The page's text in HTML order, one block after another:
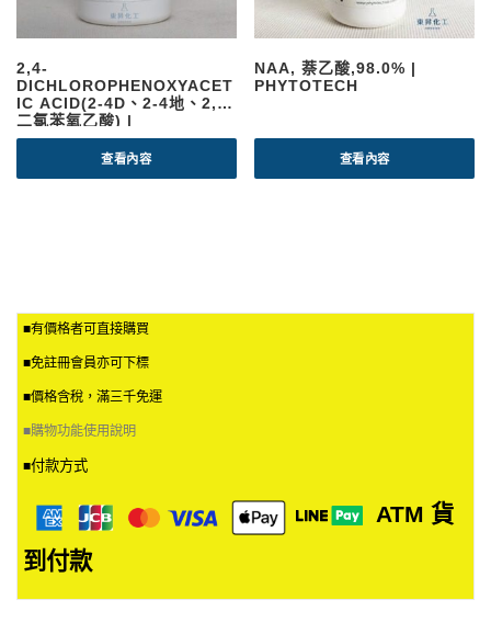
2,4-
DICHLOROPHENOXYACET
IC ACID(2-4D、2-4地、2,4-
二氯苯氧乙酸) |
PHYTOTECH
查看內容
NAA, 萘乙酸,98.0% |
PHYTOTECH
查看內容
■有價格者可直接購買
■免註冊會員亦可下標
■價格含稅，滿三千免運
■購物功能使用說明
■付款方式
ATM 貨
到付款